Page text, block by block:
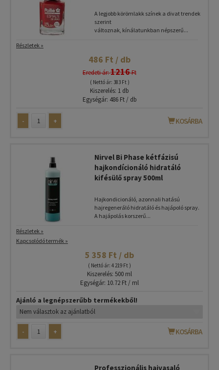
A legjobb körömlakk színek a divat trendek
szerint
változnak, kínálatunkban népszerű...
Részletek »
486 Ft / db
Eredeti ár:1216Ft
( Nettó ár: 383 Ft )
Kiszerelés: 1 db
Egységár: 486 Ft / db
- + KOSÁRBA
Nirvel Bi Phase kétfázisú
hajkondícionáló hidratáló
kifésülő spray 500ml
Hajkondicionáló, azonnali hatású
hajregeneráló hidratáló és hajápoló spray.
A hajápolás korszerű...
Részletek »
Kapcsolódó termék »
5 358 Ft / db
( Nettó ár: 4 219 Ft )
Kiszerelés: 500 ml
Egységár: 10.72 Ft / ml
Ajánló a legnépszerűbb termékekből!
- + KOSÁRBA
Professzionális hajvasaló